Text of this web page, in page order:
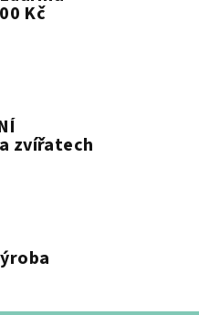
Kč
zvířatech